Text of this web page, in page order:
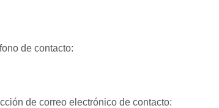
de contacto:
de correo electrónico de contacto: